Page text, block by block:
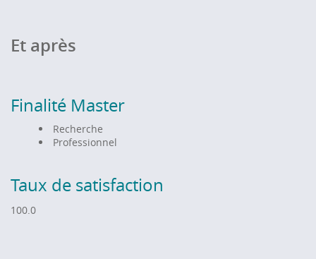
Et après
Finalité Master
Recherche
Professionnel
Taux de satisfaction
100.0